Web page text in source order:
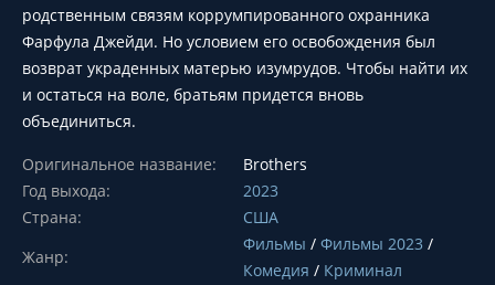
родственным связям коррумпированного охранника
Фарфула Джейди. Но условием его освобождения был
возврат украденных матерью изумрудов. Чтобы найти их
и остаться на воле, братьям придется вновь
объединиться.
Оригинальное название:
Brothers
Год выхода:
2023
Страна:
США
Жанр:
Фильмы / Фильмы 2023 /
Комедия / Криминал